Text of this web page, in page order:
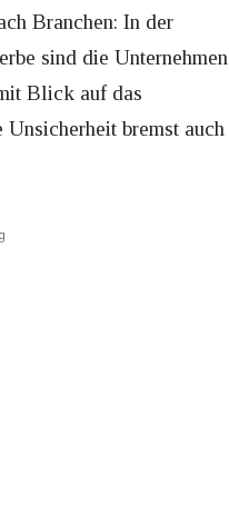
Branchen: In der
sind die Unternehmen
Blick auf das
Unsicherheit bremst auch